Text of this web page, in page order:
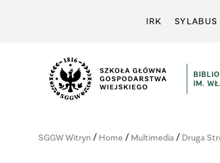
IRK SYLABUS
IM.
SGGW Witryn/ Home / Multimedia/ Druga